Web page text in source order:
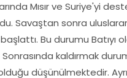
Mısır ve Suriye'yi
Savaştan sonra
Bu durumu Batıyı
kaldırmak
düşünülmektedir.